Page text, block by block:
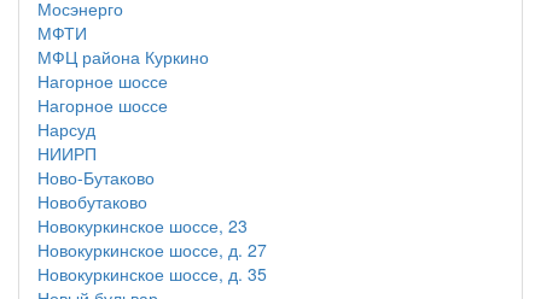
Мосэнерго
МФТИ
МФЦ района Куркино
Нагорное шоссе
Нагорное шоссе
Нарсуд
НИИРП
Ново-Бутаково
Новобутаково
Новокуркинское шоссе, 23
Новокуркинское шоссе, д. 27
Новокуркинское шоссе, д. 35